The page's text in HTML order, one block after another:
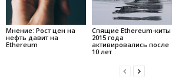
Мнение: Рост цен на
нефть давит на
Ethereum
Спящие Ethereum-киты
2015 года
активировались после
10 лет